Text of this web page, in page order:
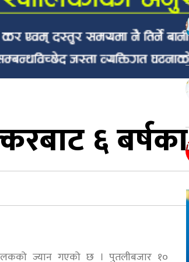
६
ज्यान गएको छ । पुतलीबजार १०